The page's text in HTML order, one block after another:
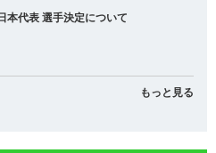
本代表 選手決定について
もっと見る